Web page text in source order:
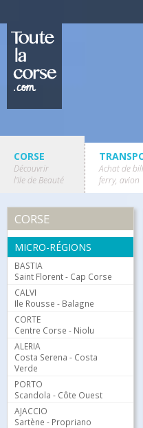
CORSE
Découvrir
l'Ile de Beauté
Achat de
ferry, avion
CORSE
MICRO-RÉGIONS
BASTIA
Saint Florent - Cap Corse
CALVI
Ile Rousse - Balagne
CORTE
Centre Corse - Niolu
ALERIA
Costa Serena - Costa
Verde
PORTO
Scandola - Côte Ouest
AJACCIO
Sartène - Propriano